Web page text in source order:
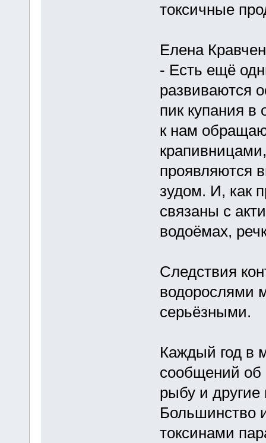
токсичные
Елена
- Есть ещё
развиваются
пик купания в
к нам
проявляются
зудом. И, как
связаны с
водоёмах,
Следствия
водорослями
серьёзными.
Каждый год в
сообщений об
рыбу и
Большинство
токсинами